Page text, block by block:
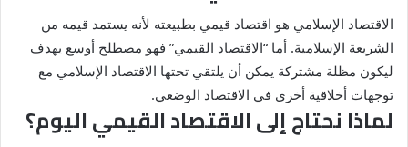
الاقتصاد الإسلامي هو اقتصاد قيمي بطبيعته لأنه يستمد قيمه من
الشريعة الإسلامية. أما “الاقتصاد القيمي” فهو مصطلح أوسع يهدف
ليكون مظلة مشتركة يمكن أن يلتقي تحتها الاقتصاد الإسلامي مع
توجهات أخلاقية أخرى في الاقتصاد الوضعي.
لماذا نحتاج إلى الاقتصاد القيمي اليوم؟